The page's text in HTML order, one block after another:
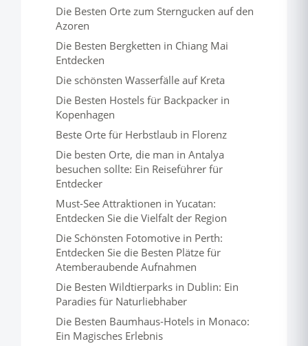
Die Besten Orte zum Sterngucken auf den
Azoren
Die Besten Bergketten in Chiang Mai
Entdecken
Die schönsten Wasserfälle auf Kreta
Die Besten Hostels für Backpacker in
Kopenhagen
Beste Orte für Herbstlaub in Florenz
Die besten Orte, die man in Antalya
besuchen sollte: Ein Reiseführer für
Entdecker
Must-See Attraktionen in Yucatan:
Entdecken Sie die Vielfalt der Region
Die Schönsten Fotomotive in Perth:
Entdecken Sie die Besten Plätze für
Atemberaubende Aufnahmen
Die Besten Wildtierparks in Dublin: Ein
Paradies für Naturliebhaber
Die Besten Baumhaus-Hotels in Monaco:
Ein Magisches Erlebnis